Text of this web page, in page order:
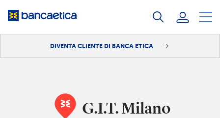
DIVENTA CLIENTE DI BANCA ETICA
G.I.T. Milano